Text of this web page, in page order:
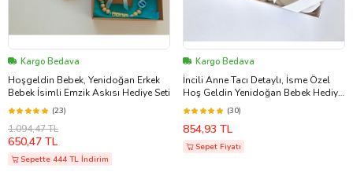
Kargo Bedava
Hoşgeldin Bebek, Yenidoğan Erkek
Bebek İsimli Emzik Askısı Hediye Seti
(23)
1.094,47 TL
650,47 TL
Sepette 444 TL İndirim
Kargo Bedava
İncili Anne Tacı Detaylı, İsme Özel
Hoş Geldin Yenidoğan Bebek Hediye
Seti (Sütlü Kahve)
(30)
854,93 TL
Sepet Fiyatı